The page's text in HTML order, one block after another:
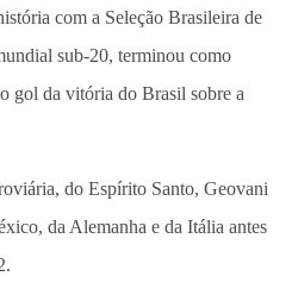
com a Seleção Brasileira de
sub-20, terminou como
gol da vitória do Brasil sobre a
do Espírito Santo, Geovani
da Alemanha e da Itália antes